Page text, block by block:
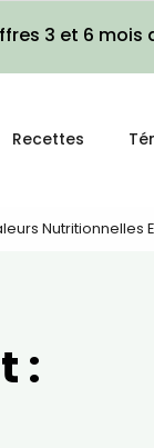
3 et 6 mois
Recettes
Nutritionnelles
: